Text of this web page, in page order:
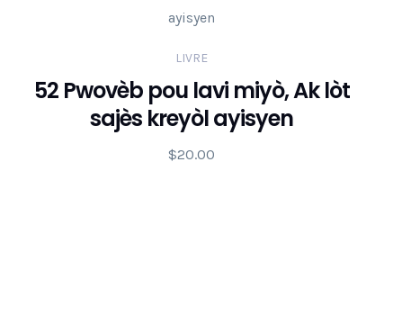
LIVRE
52 Pwovèb pou lavi miyò, Ak lòt
sajès kreyòl ayisyen
$20.00